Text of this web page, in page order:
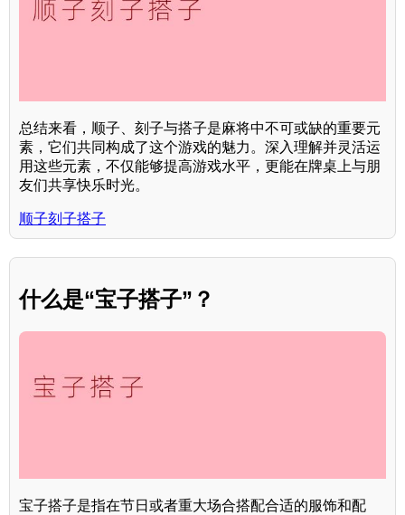
总结来看，顺子、刻子与搭子是麻将中不可或缺的重要元
素，它们共同构成了这个游戏的魅力。深入理解并灵活运
用这些元素，不仅能够提高游戏水平，更能在牌桌上与朋
友们共享快乐时光。
顺子刻子搭子
什么是“宝子搭子”？
宝子搭子是指在节日或者重大场合搭配合适的服饰和配